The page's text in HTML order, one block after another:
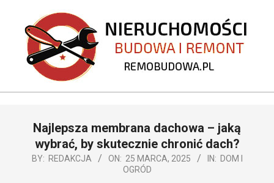
content
REMOBUDOWA.PL
NavigationNajlepsza membrana dachowa – jaką
wybrać, by skutecznie chronić dach?
BY: REDAKCJA ON: 25 MARCA, 2025 IN: DOM I
OGRÓD